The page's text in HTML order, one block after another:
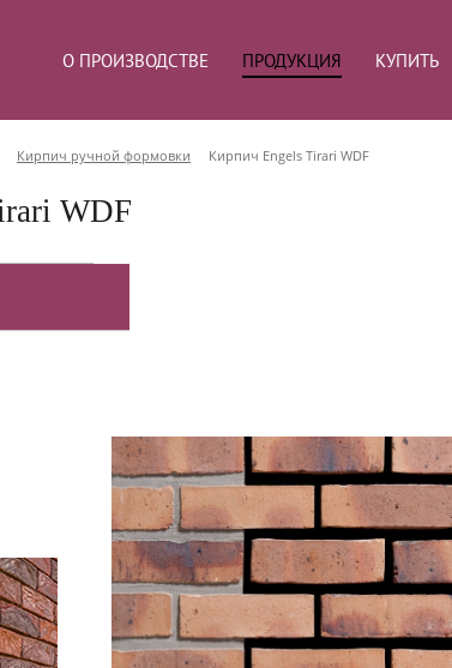
О ПРОИЗВОДСТВЕ ПРОДУКЦИЯ КУПИТЬ
Кирпич ручной формовки Кирпич Engels Tirari WDF
WDF